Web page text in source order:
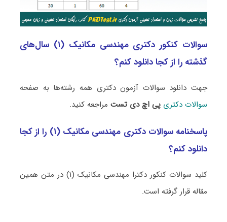
سوالات کنکور دکتری مهندسی مکانیک (۱) سال‌های
گذشته را از کجا دانلود کنم؟
جهت دانلود سوالات آزمون دکتری همه رشته‌ها به صفحه
سوالات دکتری پی اچ دی تستمراجعه کنید.
پاسخنامه سوالات دکتری مهندسی مکانیک (۱) را از کجا
دانلود کنم؟
کلید سوالات کنکور دکترا مهندسی مکانیک (۱) در متن همین
مقاله قرار گرفته است.